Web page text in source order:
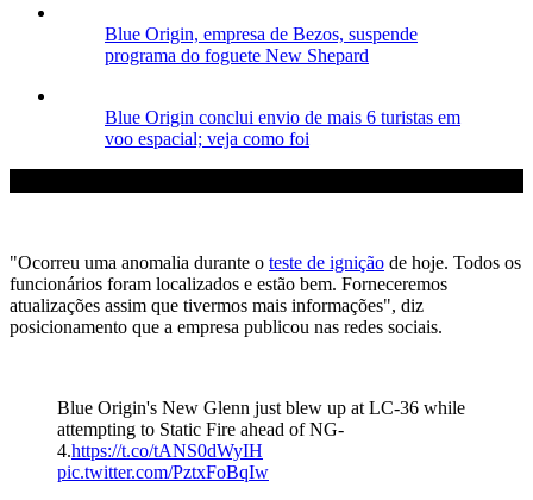
Blue Origin, empresa de Bezos, suspende
programa do foguete New Shepard
Blue Origin conclui envio de mais 6 turistas em
voo espacial; veja como foi
"Ocorreu uma anomalia durante o teste de ignição de hoje. Todos os
funcionários foram localizados e estão bem. Forneceremos
atualizações assim que tivermos mais informações", diz
posicionamento que a empresa publicou nas redes sociais.
Blue Origin's New Glenn just blew up at LC-36 while
attempting to Static Fire ahead of NG-
4.https://t.co/tANS0dWyIH
pic.twitter.com/PztxFoBqIw